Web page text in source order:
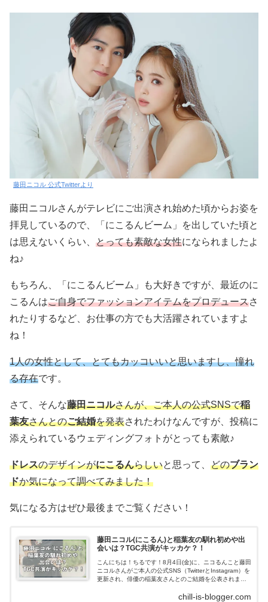
藤田ニコル 公式Twitterより
藤田ニコルさんがテレビにご出演され始めた頃からお姿を
拝見しているので、「にこるんビーム」を出していた頃と
は思えないくらい、 とっても素敵な女性になられましたよ
ね♪
もちろん、「にこるんビーム」も大好きですが、最近のに
こるんはご自身でファッションアイテムをプロデュースさ
れたりするなど、お仕事の方でも大活躍されていますよ
ね！
1人の女性として、とてもカッコいいと思いますし、憧れ
る存在です。
さて、そんな藤田ニコルさんが、ご本人の公式SNSで稲
葉友さんとのご結婚を発表されたわけなんですが、投稿に
添えられているウェディングフォトがとっても素敵♪
ドレスのデザインがにこるんらしいと思って、 どのブラン
ドか気になって調べてみました！
気になる方はぜひ最後までご覧ください！
藤田ニコル(にこるん)と稲葉友の馴れ初めや出
会いは？TGC共演がキッカケ？！
こんにちは！ちるです！8月4日(金)に、ニコるんこと藤田
ニコルさんがご本人の公式SNS（TwitterとInstagram）を
更新され、俳優の稲葉友さんとのご結婚を公表されまし
chill-is-blogger.com